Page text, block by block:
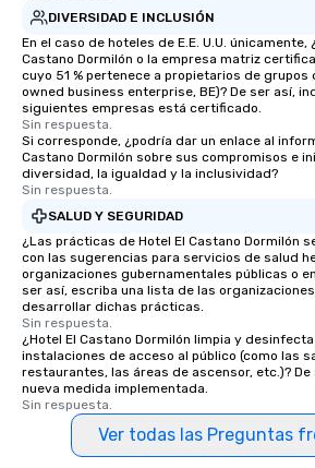
DIVERSIDAD E INCLUSIÓN
En el caso de hoteles de E.E. U.U. únicamente,
Castano Dormilón o la empresa matriz
cuyo 51 % pertenece a propietarios de grupos
owned business enterprise, BE)? De ser así,
siguientes empresas está certificado.
Sin respuesta.
Si corresponde, ¿podría dar un enlace al
Castano Dormilón sobre sus compromisos e
diversidad, la igualdad y la inclusividad?
Sin respuesta.
SALUD Y SEGURIDAD
¿Las prácticas de Hotel El Castano Dormilón
con las sugerencias para servicios de salud
organizaciones gubernamentales públicas o
ser así, escriba una lista de las
desarrollar dichas prácticas.
Sin respuesta.
¿Hotel El Castano Dormilón limpia y
instalaciones de acceso al público (como las
restaurantes, las áreas de ascensor, etc.)?
nueva medida implementada.
Sin respuesta.
Ver todas las Preguntas